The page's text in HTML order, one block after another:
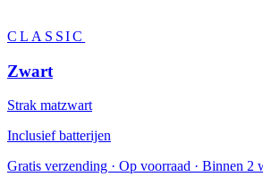
CLASSIC
Zwart
Strak matzwart
Inclusief batterijen
Gratis verzending · Op voorraad · Binnen 2